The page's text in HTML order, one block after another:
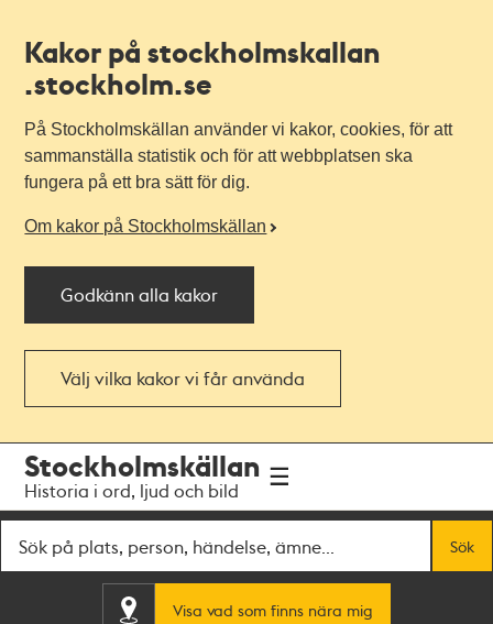
Kakor på stockholmskallan
.stockholm.se
På Stockholmskällan använder vi kakor, cookies, för att
sammanställa statistik och för att webbplatsen ska
fungera på ett bra sätt för dig.
Om kakor på Stockholmskällan
Godkänn alla kakor
Välj vilka kakor vi får använda
navigationen
huvudinnehållet
Stockholmskällan
Historia i ord, ljud och bild
Sök
Visa vad som finns nära mig